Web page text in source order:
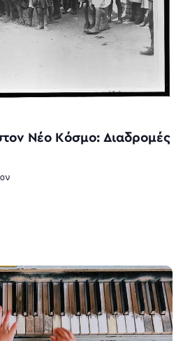
Νέο Κόσμο: Διαδρομές